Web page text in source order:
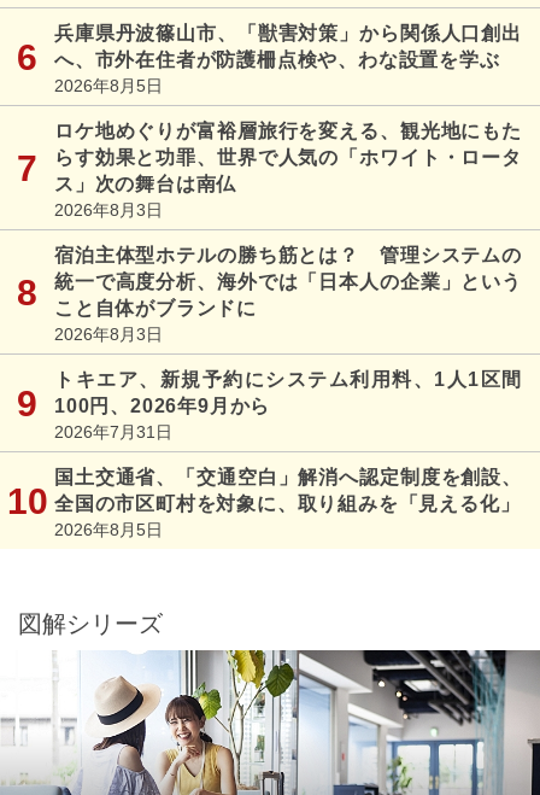
兵庫県丹波篠山市、「獣害対策」から関係人口創出
へ、市外在住者が防護柵点検や、わな設置を学ぶ
2026年8月5日
ロケ地めぐりが富裕層旅行を変える、観光地にもた
らす効果と功罪、世界で人気の「ホワイト・ロータ
ス」次の舞台は南仏
2026年8月3日
宿泊主体型ホテルの勝ち筋とは？ 管理システムの
統一で高度分析、海外では「日本人の企業」という
こと自体がブランドに
2026年8月3日
トキエア、新規予約にシステム利用料、1人1区間
100円、2026年9月から
2026年7月31日
国土交通省、「交通空白」解消へ認定制度を創設、
全国の市区町村を対象に、取り組みを「見える化」
2026年8月5日
図解シリーズ